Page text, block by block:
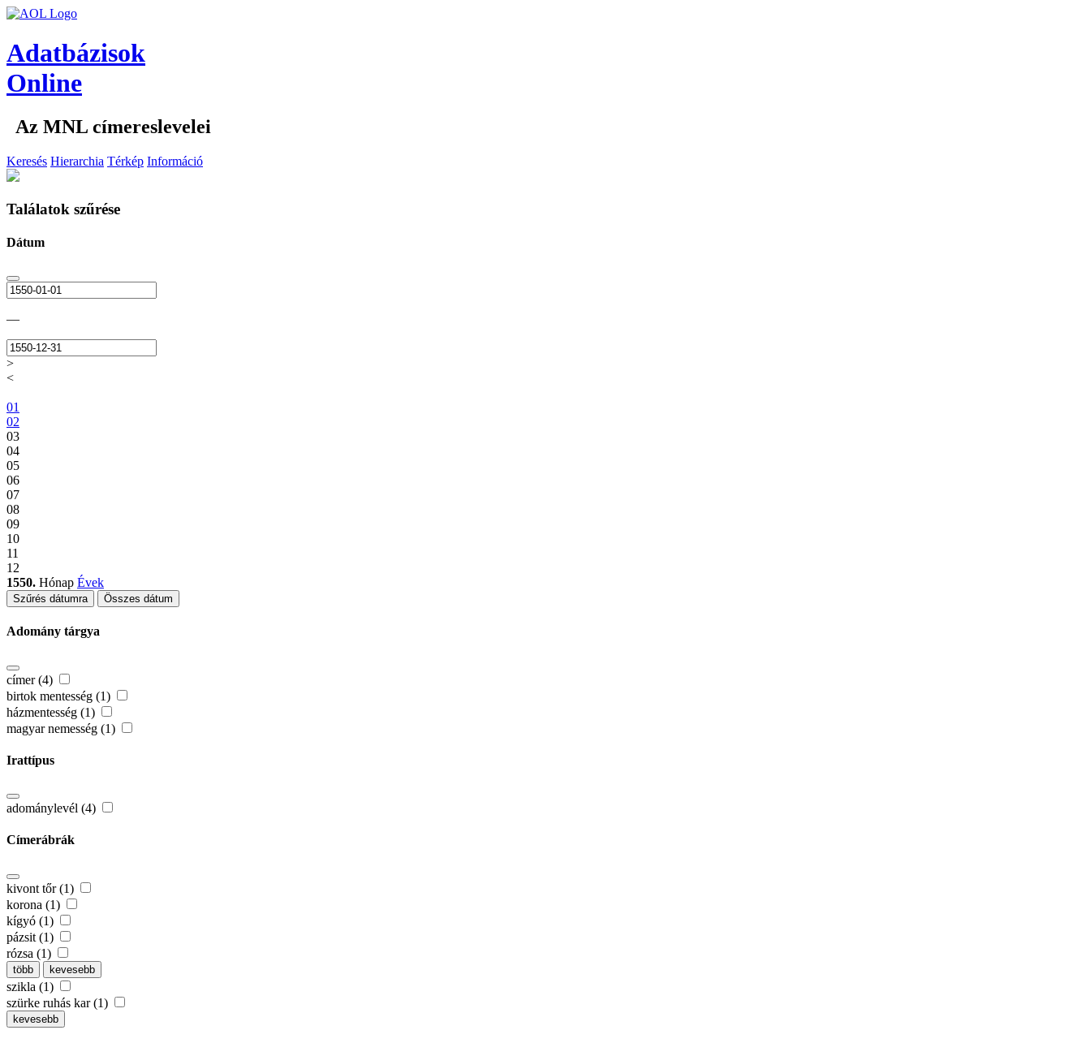
Adatbázisok
Online
Az MNL címereslevelei
Keresés Hierarchia Térkép Információ
Találatok szűrése
Dátum
—
>
<
01
02
03
04
05
06
07
08
09
10
11
12
1550. Hónap Évek
Szűrés dátumra Összes dátum
Adomány tárgya
címer (4)
birtok mentesség (1)
házmentesség (1)
magyar nemesség (1)
Irattípus
adománylevél (4)
Címerábrák
kivont tőr (1)
korona (1)
kígyó (1)
pázsit (1)
rózsa (1)
több kevesebb
szikla (1)
szürke ruhás kar (1)
kevesebb